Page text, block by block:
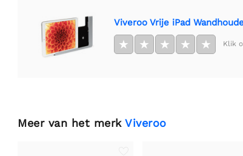
Viveroo Vrije iPad
★ ★ ★ ★ ★ Klik
Meer van het merk Viveroo